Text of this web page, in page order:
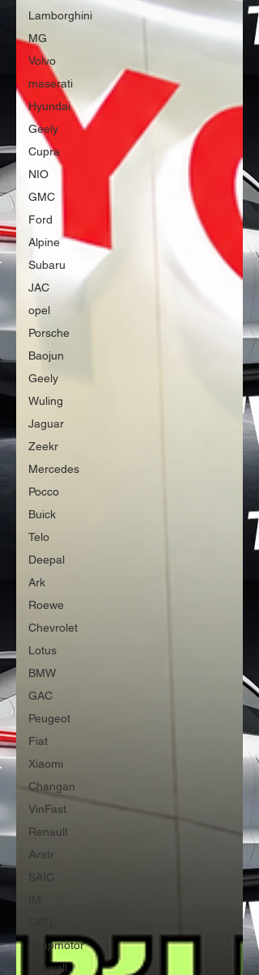
Lamborghini
MG
Volvo
maserati
Hyundai
Geely
Cupra
NIO
GMC
Ford
Alpine
Subaru
JAC
opel
Porsche
Baojun
Geely
Wuling
Jaguar
Zeekr
Mercedes
Pocco
Buick
Telo
Deepal
Ark
Roewe
Chevrolet
Lotus
BMW
GAC
Peugeot
Fiat
Xiaomi
Changan
VinFast
Renault
Avatr
SAIC
Leapmotor
Vanwall